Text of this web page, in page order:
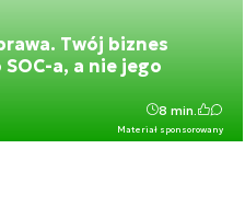
Twój biznes
a, a nie jego
Materiał sponsorowany
8 min.